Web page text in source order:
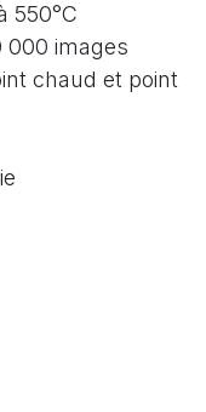
550°C
000 images
chaud et point